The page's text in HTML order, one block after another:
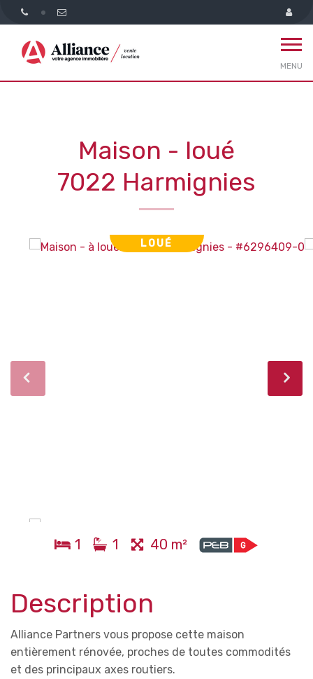
MENU
Maison - loué
7022 Harmignies
LOUÉ
1 1 40 m²
Description
Alliance Partners vous propose cette maison
entièrement rénovée, proches de toutes commodités
et des principaux axes routiers.